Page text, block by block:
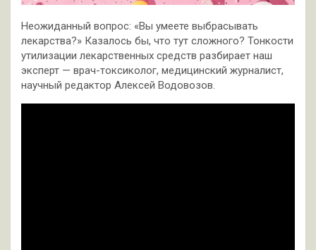
Неожиданный вопрос: «Вы умеете выбрасывать
лекарства?» Казалось бы, что тут сложного? Тонкости
утилизации лекарственных средств разбирает наш
эксперт — врач-токсиколог, медицинский журналист,
научный редактор Алексей Водовозов.